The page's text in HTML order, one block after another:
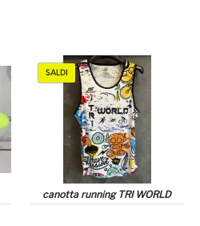
SALDI
canotta running TRI WORLD